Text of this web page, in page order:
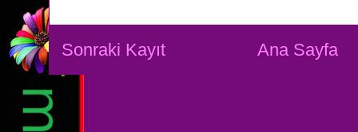
Sonraki Kayıt Ana Sayfa